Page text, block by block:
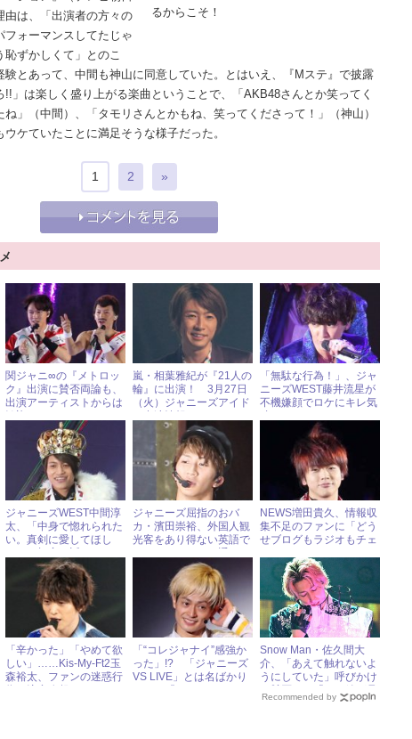
るからこそ！
由は、「出演者の方々の
ォーマンスしてたじゃ
ずかしくて」とのこ
験とあって、中間も神山に同意していた。とはいえ、『Mステ』で披露
!!」は楽しく盛り上がる楽曲ということで、「AKB48さんとか笑ってく
」（中間）、「タモリさんとかもね、笑ってくださって！」（神山）
ケていたことに満足そうな様子だった。
1 2 »
関ジャニ∞の『メトロッ
ク』出演に賛否両論も、
出演アーティストからは
嵐・相葉雅紀が『21人の
輪』に出演！ 3月27日
（火）ジャニーズアイド
「無駄な行為！」、ジャ
ニーズWEST藤井流星が
不機嫌顔でロケにキレ気
ジャニーズWEST中間淳
太、「中身で惚れられた
い。真剣に愛してほし
ジャニーズ屈指のおバ
カ・濱田崇裕、外国人観
光客をあり得ない英語で
という奇跡！
NEWS増田貴久、情報収
集不足のファンに「どう
せブログもラジオもチェ
れ気味
「辛かった」「やめて欲
しい」……Kis-My-Ft2玉
森裕太、ファンの迷惑行
「“コレジャナイ”感強か
った」!? 「ジャニーズ
VS LIVE」とは名ばかり
Snow Man・佐久間大
介、「あえて触れないよ
うにしていた」呼びかけ
に賛否！ 「パロ絵が見
たい」発言の危うさ « ジ
Recommended by